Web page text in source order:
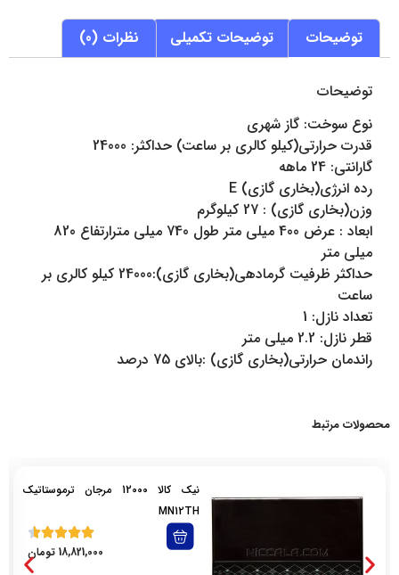
توضیحات توضیحات تکمیلی نظرات (0)
توضیحات
نوع سوخت: گاز شهری
قدرت حرارتی(کیلو کالری بر ساعت) حداکثر: 24000
گارانتی: 24 ماهه
رده انرژی(بخاری گازی) E
وزن(بخاری گازی) : 27 کیلوگرم
ابعاد : عرض 400 میلی متر طول 740 میلی مترارتفاع 820
میلی متر
حداکثر ظرفیت گرمادهی(بخاری گازی):24000 کیلو کالری بر
ساعت
تعداد نازل: 1
قطر نازل: 2.2 میلی متر
راندمان حرارتی(بخاری گازی) :بالای 75 درصد
محصولات مرتبط
نیک کالا 12000 مرجان ترموستاتیک
MN12TH
18,821,000 تومان